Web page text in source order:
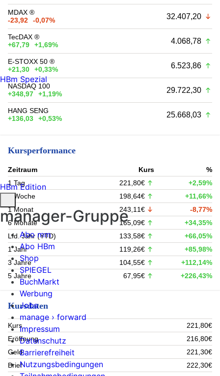
MDAX ®
-23,92
-0,07% 32.407,20
TecDAX ®
+67,79
+1,69% 4.068,78
E-STOXX 50 ®
+21,30
+0,33% 6.523,86
NASDAQ 100
+348,97
+1,19% 29.722,30
HANG SENG
+136,03
+0,53% 25.668,03
Kursperformance
Zeitraum Kurs
%
1 Tag
221,80€
+2,59%
1 Woche
198,64€
+11,66%
1 Monat
243,11€
-8,77%
6 Monate
165,09€
+34,35%
Lfd. Jahr (YTD)
133,58€
+66,05%
1 Jahr
119,26€
+85,98%
3 Jahre
104,55€
+112,14%
5 Jahre
67,95€ +226,43%
Kursdaten
Kurs
221,80€
Eröffnung
216,80€
Geld
221,30€
Brief
222,30€
HBm Spezial
HBm Edition
manager-Gruppe
Abo mm
Abo HBm
Shop
SPIEGEL
BuchMarkt
Werbung
Jobs
manage › forward
Impressum
Datenschutz
Barrierefreiheit
Nutzungsbedingungen